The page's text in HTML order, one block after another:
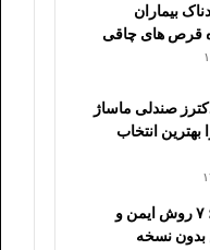
بیماران
قرص های چاقی
صندلی ماساژ
انتخاب
درمان خانگی عفونت واژینال شدید؛ ۷ روش ایمن و
نسخه